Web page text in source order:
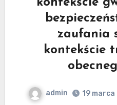
zaufania
kontekście
admin 19